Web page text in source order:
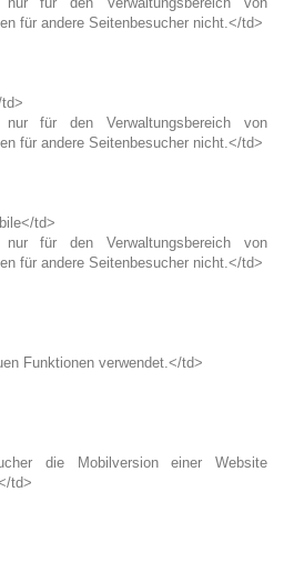
für andere Seitenbesucher nicht.</td>
für den Verwaltungsbereich von
für andere Seitenbesucher nicht.</td>
td>
für den Verwaltungsbereich von
für andere Seitenbesucher nicht.</td>
Funktionen verwendet.</td>
die Mobilversion einer Website
td>